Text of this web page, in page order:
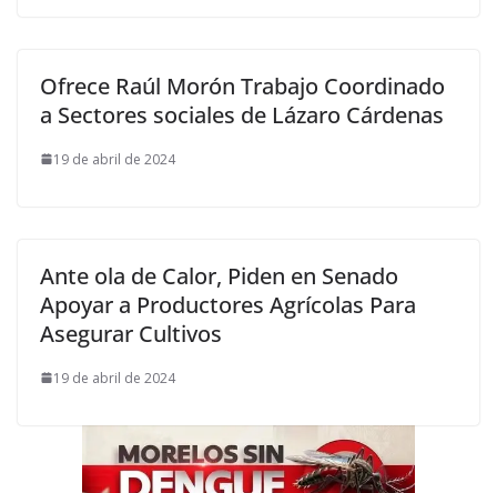
Ofrece Raúl Morón Trabajo Coordinado
a Sectores sociales de Lázaro Cárdenas
19 de abril de 2024
Ante ola de Calor, Piden en Senado
Apoyar a Productores Agrícolas Para
Asegurar Cultivos
19 de abril de 2024